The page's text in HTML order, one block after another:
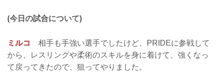
(今日の試合について)
ミルコ
相手も手強い選手でしたけど、PRIDEに参戦して
から、レスリングや柔術のスキルを身に着けて、強くなっ
て戻ってきたので、狙ってやりました。